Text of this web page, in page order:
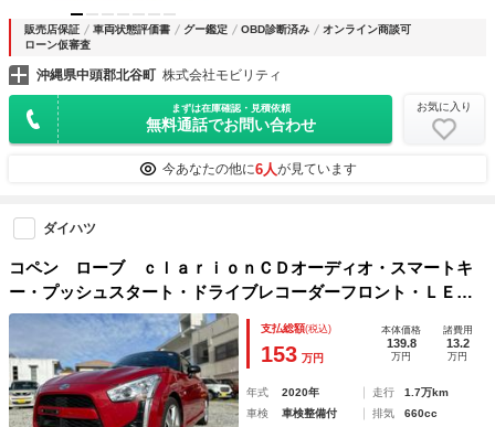
販売店保証 車両状態評価書 グー鑑定 OBD診断済み
オンライン商談可
ローン仮審査
沖縄県中頭郡北谷町 株式会社モビリティ
まずは在庫確認・見積依頼
無料通話でお問い合わせ
お気に入り
今あなたの他に6人が見ています
ダイハツ
コペン ローブ ｃｌａｒｉｏｎＣＤオーディオ・スマートキ
ー・プッシュスタート・ドライブレコーダーフロント・ＬＥＤ
ヘッドライト・オートライト・シートヒーター・アイドリング
ストップ・衝突安全ボディ・盗難防止
支払総額(税込)
153 万円
本体価格
139.8
万円
諸費用
13.2
万円
年式 2020年 走行
1.7万km
車検
車検整備付 排気
660cc